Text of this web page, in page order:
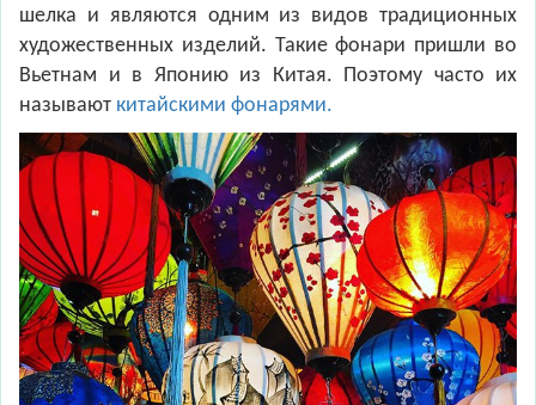
шелка и являются одним из видов традиционных
художественных изделий. Такие фонари пришли во
Вьетнам и в Японию из Китая. Поэтому часто их
называют китайскими фонарями.